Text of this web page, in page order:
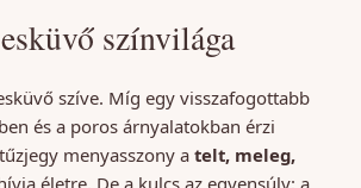
színvilága
szíve. Míg egy visszafogottabb
és a poros árnyalatokban érzi
menyasszony a telt, meleg,